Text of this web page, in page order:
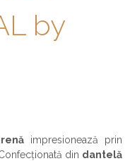
by
impresionează prin
din dantelă